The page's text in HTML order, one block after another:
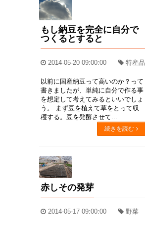
もし納豆を完全に自分で
つくるとすると
2014-05-20 09:00:00 特産品
以前に国産納豆って高いのか？って
書きましたが、単純に自分で作る事
を想定して考えてみるといいでしょ
う。 まず豆を植えて草をとって収
穫する。豆を発酵させて...
続きを読む
赤しその発芽
2014-05-17 09:00:00 野菜